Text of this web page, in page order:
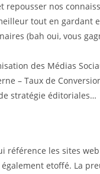
repousser nos
tout en gardant
(bah oui, vous
des Médias
– Taux de
stratégie éditoriales…
les sites
etoffé. La